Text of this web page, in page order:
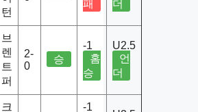
턴
패
더
브
렌
트
퍼
2-
0
승
-1
홈
승
U2.5
언
더
크 -1